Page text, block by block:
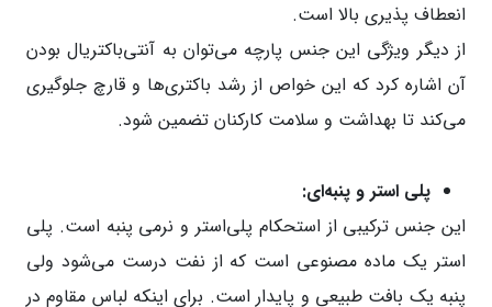
انعطاف پذیری بالا است.
از دیگر ویژگی این جنس پارچه می‌توان به آنتی‌باکتریال بودن
آن اشاره کرد که این خواص از رشد باکتری‌ها و قارچ جلوگیری
می‌کند تا بهداشت و سلامت کارکنان تضمین شود.
پلی استر و پنبه‌ای:
این جنس ترکیبی از استحکام پلی‌استر و نرمی پنبه است. پلی
استر یک ماده مصنوعی است که از نفت درست می‌شود ولی
پنبه یک بافت طبیعی و پایدار است. برای اینکه لباس مقاوم در